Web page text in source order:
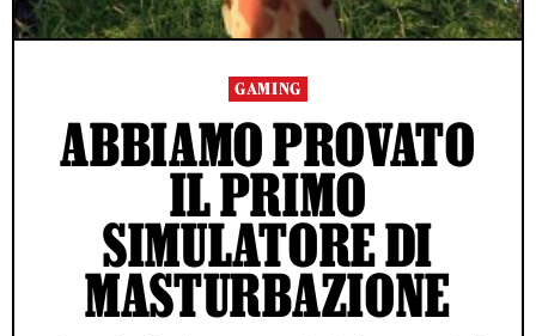
GAMING
ABBIAMO PROVATO
IL PRIMO
SIMULATORE DI
MASTURBAZIONE